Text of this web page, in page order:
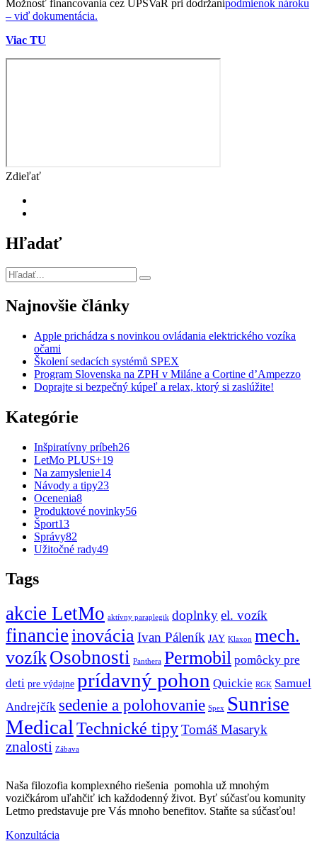
Možnosť financovania cez ÚPSVaR pri dodržanípodmienok nároku
– viď dokumentácia.
Viac TU
Zdieľať
Hľadať
Najnovšie články
Apple prichádza s novinkou ovládania elektrického vozíka
očami
Školení sedacích systémů SPEX
Program Slovenska na ZPH v Miláne a Cortine d’Ampezzo
Doprajte si bezpečný kúpeľ a relax, ktorý si zaslúžite!
Kategórie
Inšpiratívny príbeh26
LetMo PLUS+19
Na zamyslenie14
Návody a tipy23
Ocenenia8
Produktové novinky56
Šport13
Správy82
Užitočné rady49
Tags
akcie LetMo aktívny paraplegik doplnkyel. vozík
financieinováciaIvan Páleník JAY Klaxon mech.
vozíkOsobnosti Panthera Permobil pomôcky pre
deti pre výdajne prídavný pohon Quickie RGK Samuel
Andrejčík sedenie a polohovanie Spex Sunrise
Medical Technické tipyTomáš Masaryk
znalosti Zábava
Naša filozofia komplexného riešenia pomohla už mnohým
vozičkárom uľahčiť ich každodenný život. Byť súčasťou komunity
Letmo predstavuje pre Vás mnoho benefitov. Staňte sa súčasťou!
Konzultácia